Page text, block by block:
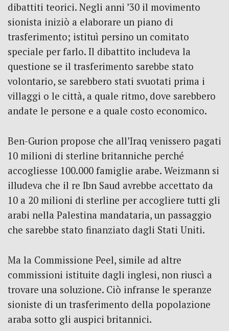
dibattiti teorici. Negli anni ’30 il movimento
sionista iniziò a elaborare un piano di
trasferimento; istituì persino un comitato
speciale per farlo. Il dibattito includeva la
questione se il trasferimento sarebbe stato
volontario, se sarebbero stati svuotati prima i
villaggi o le città, a quale ritmo, dove sarebbero
andate le persone e a quale costo economico.
Ben-Gurion propose che all’Iraq venissero pagati
10 milioni di sterline britanniche perché
accogliesse 100.000 famiglie arabe. Weizmann si
illudeva che il re Ibn Saud avrebbe accettato da
10 a 20 milioni di sterline per accogliere tutti gli
arabi nella Palestina mandataria, un passaggio
che sarebbe stato finanziato dagli Stati Uniti.
Ma la Commissione Peel, simile ad altre
commissioni istituite dagli inglesi, non riuscì a
trovare una soluzione. Ciò infranse le speranze
sioniste di un trasferimento della popolazione
araba sotto gli auspici britannici.